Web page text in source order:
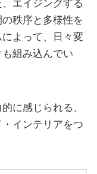
エイジングする
秩序と多様性を
よって、日々変
組み込んでい
に感じられる、
・インテリアをつ